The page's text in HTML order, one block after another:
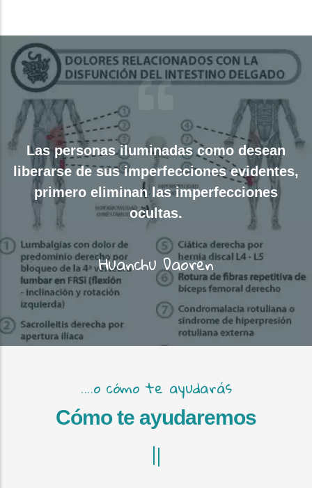
Las personas iluminadas como desean
liberarse de sus imperfecciones evidentes,
primero eliminan las imperfecciones
ocultas.
Huanchu Daoren
....o cómo te ayudarás
Cómo te ayudaremos